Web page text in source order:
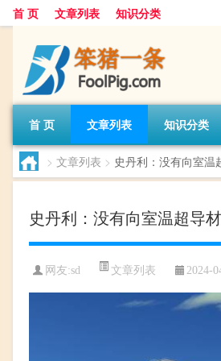
首 页 文章列表 知识分类
首 页 文章列表 知识分类
> 文章列表 > 史丹利：没有向室
史丹利：没有向室温超导
网友:sd 文章列表 2024-